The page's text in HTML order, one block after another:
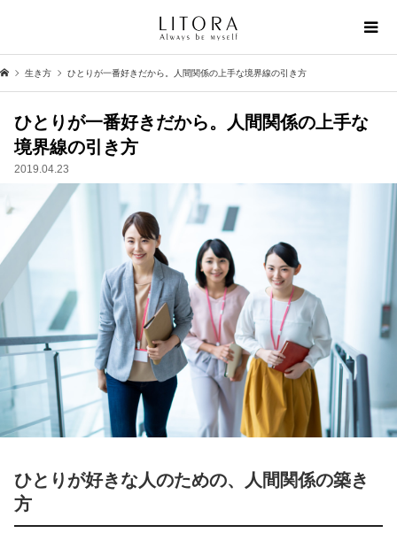
生き方 ひとりが一番好きだから。人間関係の上手な境界線の引き方
ひとりが一番好きだから。人間関係の上手な
境界線の引き方
2019.04.23
ひとりが好きな人のための、人間関係の築き
方